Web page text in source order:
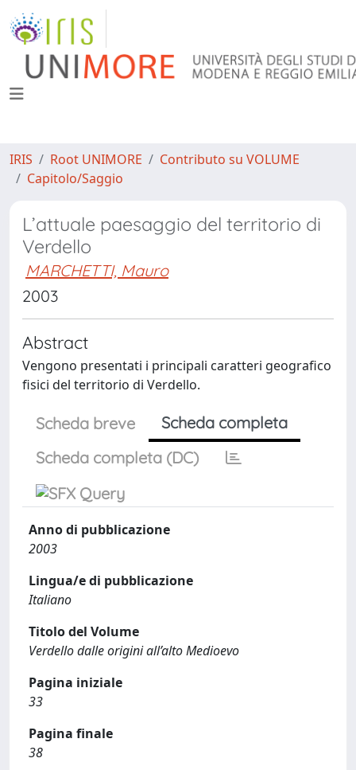
IRIS Root UNIMORE
Contributo su VOLUME
Capitolo/Saggio
L’attuale paesaggio del territorio di
Verdello
MARCHETTI, Mauro
2003
Abstract
Vengono presentati i principali caratteri geografico
fisici del territorio di Verdello.
Scheda breve
Scheda completa
Scheda completa (DC)
Anno di pubblicazione
2003
Lingua/e di pubblicazione
Italiano
Titolo del Volume
Verdello dalle origini all’alto Medioevo
Pagina iniziale
33
Pagina finale
38